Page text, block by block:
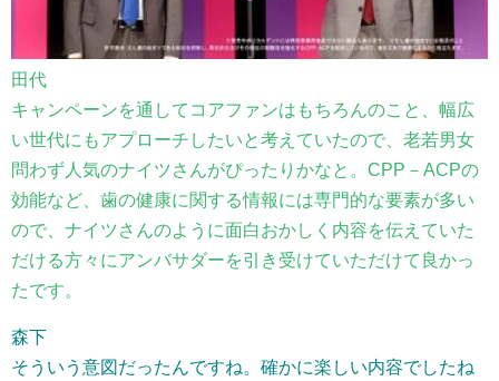
田代
キャンペーンを通してコアファンはもちろんのこと、幅広
い世代にもアプローチしたいと考えていたので、老若男女
問わず人気のナイツさんがぴったりかなと。CPP－ACPの
効能など、歯の健康に関する情報には専門的な要素が多い
ので、ナイツさんのように面白おかしく内容を伝えていた
だける方々にアンバサダーを引き受けていただけて良かっ
たです。
森下
そういう意図だったんですね。確かに楽しい内容でしたね